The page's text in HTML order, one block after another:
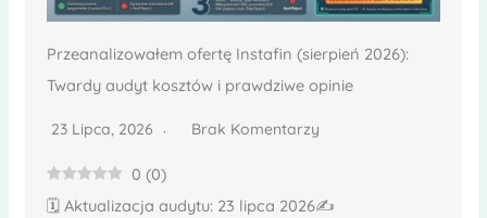
Przeanalizowałem ofertę Instafin (sierpień 2026):
Twardy audyt kosztów i prawdziwe opinie
23 Lipca, 2026 Brak Komentarzy
0 (0)
🗓️ Aktualizacja audytu: 23 lipca 2026✍️